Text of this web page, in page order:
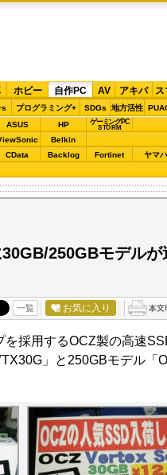
ホビー 自作PC AV アキバ ス
プログラミング+ SDGs 地方活性
ASUS HP ゲーミングPC
STORM
Belkin
CData Backlog Fortinet ヤマハ
250GBモデルが
一覧 お気に入り
採用するOCZ製の高速
」と250GBモデル「